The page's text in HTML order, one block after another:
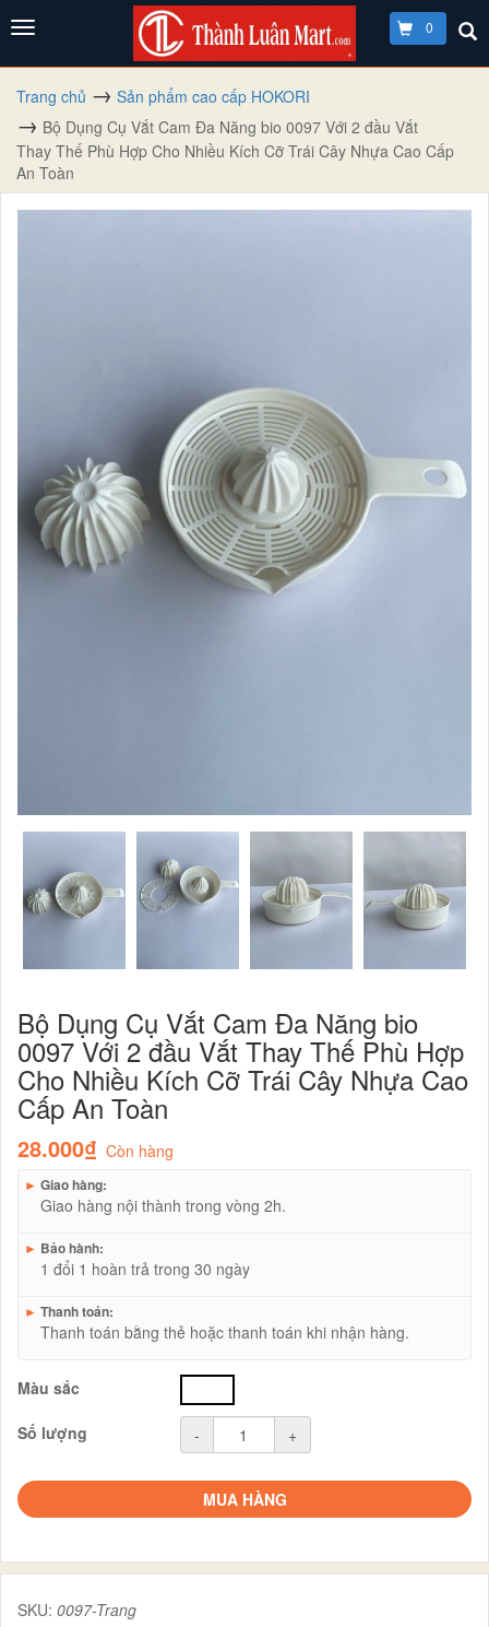
0
Trang chủ
Sản phẩm cao cấp HOKORI
Bộ Dụng Cụ Vắt Cam Đa Năng bio 0097 Với 2 đầu Vắt
Thay Thế Phù Hợp Cho Nhiều Kích Cỡ Trái Cây Nhựa Cao Cấp
An Toàn
Bộ Dụng Cụ Vắt Cam Đa Năng bio
0097 Với 2 đầu Vắt Thay Thế Phù Hợp
Cho Nhiều Kích Cỡ Trái Cây Nhựa Cao
Cấp An Toàn
28.000₫ Còn hàng
► Giao hàng:
Giao hàng nội thành trong vòng 2h.
► Bảo hành:
1 đổi 1 hoàn trả trong 30 ngày
► Thanh toán:
Thanh toán bằng thẻ hoặc thanh toán khi nhận hàng.
Màu sắc
Số lượng
- +
MUA HÀNG
SKU: 0097-Trang